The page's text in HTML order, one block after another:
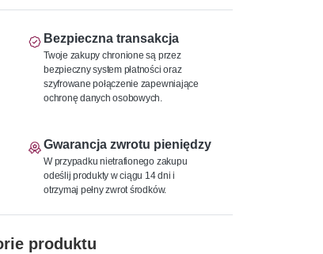
Bezpieczna transakcja
Twoje zakupy chronione są przez
bezpieczny system płatności oraz
szyfrowane połączenie zapewniające
ochronę danych osobowych.
Gwarancja zwrotu pieniędzy
W przypadku nietrafionego zakupu
odeślij produkty w ciągu 14 dni i
otrzymaj pełny zwrot środków.
produktu